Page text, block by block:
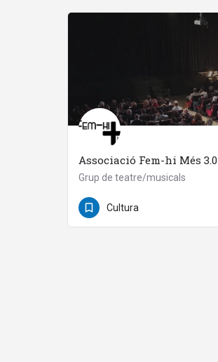
Associació Fem-hi Més 3.0
Grup de teatre/musicals
636807092
Cultura